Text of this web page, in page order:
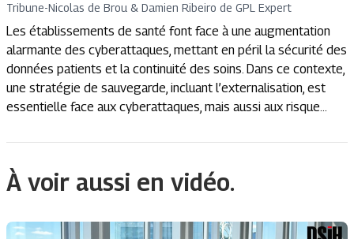
Tribune-Nicolas de Brou & Damien Ribeiro de GPL Expert
Les établissements de santé font face à une augmentation
alarmante des cyberattaques, mettant en péril la sécurité des
données patients et la continuité des soins. Dans ce contexte,
une stratégie de sauvegarde, incluant l’externalisation, est
essentielle face aux cyberattaques, mais aussi aux risque...
À voir aussi en vidéo.